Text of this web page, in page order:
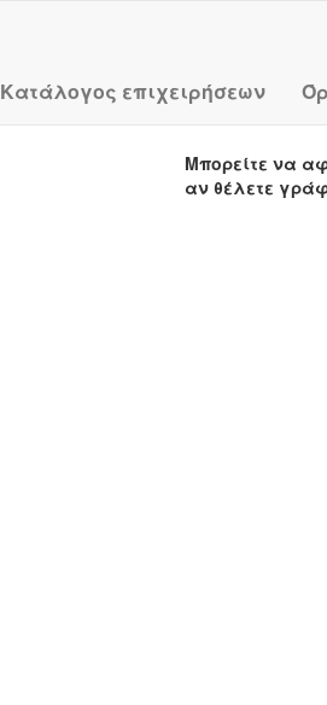
Κατάλογος επιχειρήσεων
Μπορείτε να
αν θέλετε